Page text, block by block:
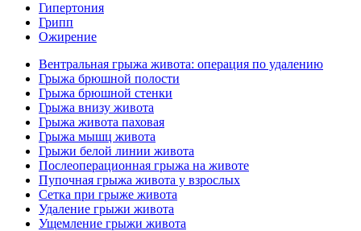
Гипертония
Грипп
Ожирение
Вентральная грыжа живота: операция по удалению
Грыжа брюшной полости
Грыжа брюшной стенки
Грыжа внизу живота
Грыжа живота паховая
Грыжа мышц живота
Грыжи белой линии живота
Послеоперационная грыжа на животе
Пупочная грыжа живота у взрослых
Сетка при грыже живота
Удаление грыжи живота
Ущемление грыжи живота